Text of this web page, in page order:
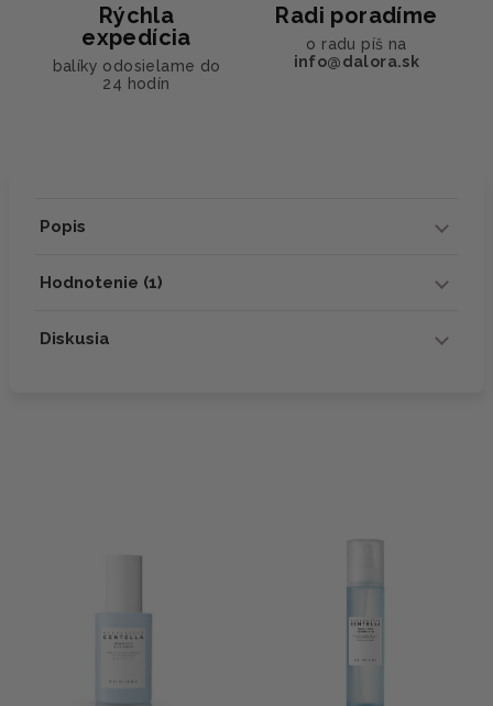
Rýchla
expedícia
balíky odosielame do
24 hodín
Radi poradíme
o radu píš na
info@dalora.sk
Popis
Hodnotenie (1)
Diskusia